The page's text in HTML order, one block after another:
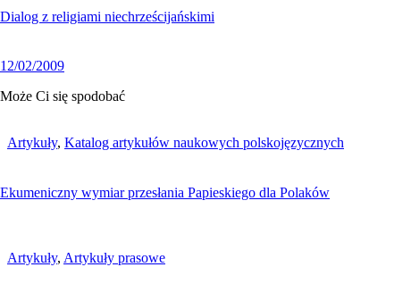
Dialog z religiami niechrześcijańskimi
12/02/2009
Może Ci się spodobać
Artykuły, Katalog artykułów naukowych polskojęzycznych
Ekumeniczny wymiar przesłania Papieskiego dla Polaków
Artykuły, Artykuły prasowe